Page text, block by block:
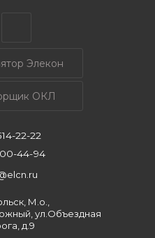
Элекон
ОКЛ
22-22
44-94
М.о.,
ул.Объездная
д.9